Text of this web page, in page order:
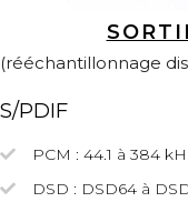
(rééchantillonnage
S/PDIF
PCM : 44.1 à 384
DSD : DSD64 à